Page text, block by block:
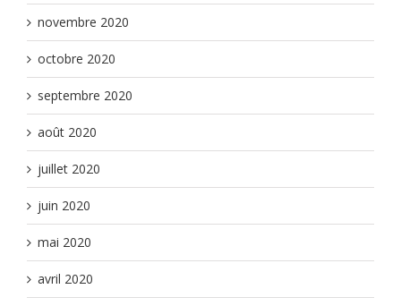
novembre 2020
octobre 2020
septembre 2020
août 2020
juillet 2020
juin 2020
mai 2020
avril 2020